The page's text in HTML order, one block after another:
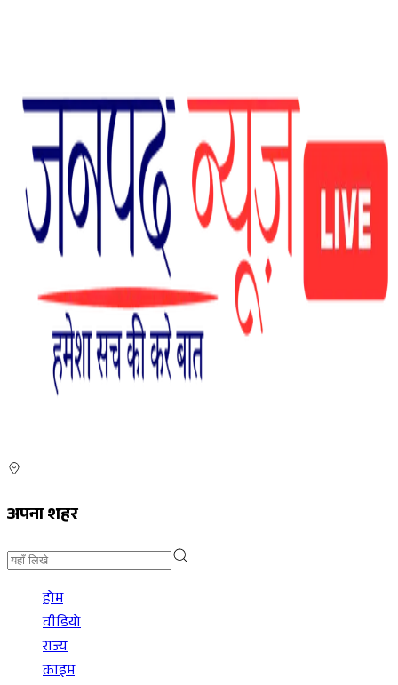
अपना शहर
होम
वीडियो
राज्य
क्राइम